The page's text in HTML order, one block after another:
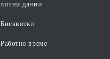
лични данни
Бисквитки
Работно време